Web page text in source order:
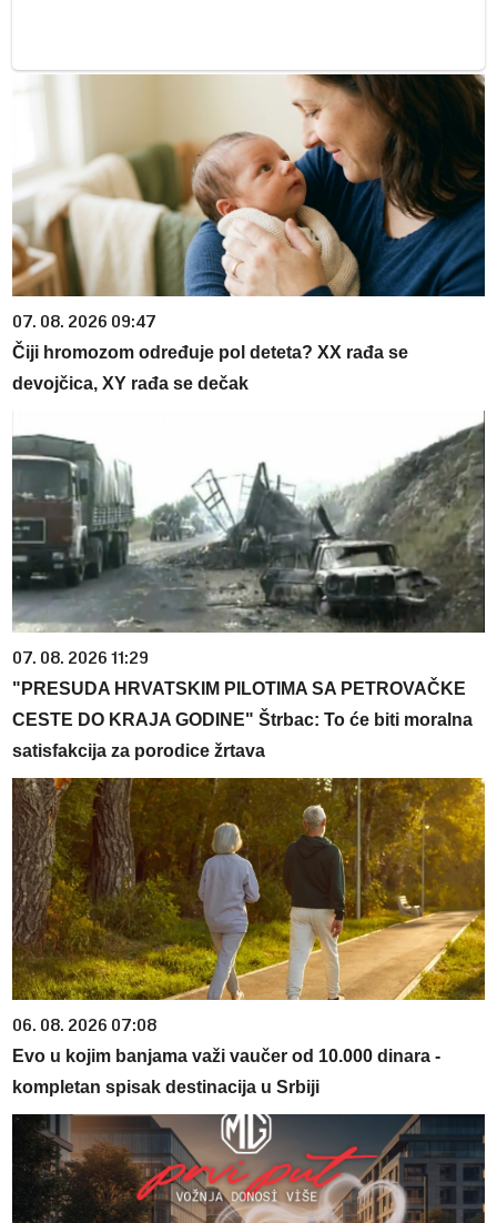
07. 08. 2026 09:47
Čiji hromozom određuje pol deteta? XX rađa se
devojčica, XY rađa se dečak
07. 08. 2026 11:29
"PRESUDA HRVATSKIM PILOTIMA SA PETROVAČKE
CESTE DO KRAJA GODINE" Štrbac: To će biti moralna
satisfakcija za porodice žrtava
06. 08. 2026 07:08
Evo u kojim banjama važi vaučer od 10.000 dinara -
kompletan spisak destinacija u Srbiji